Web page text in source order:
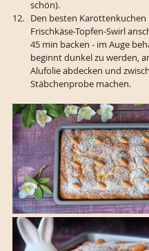
schön).
Den besten
Frischkäse-Topfen-Swirl
45 min backen - im Auge
beginnt dunkel zu werden,
Alufolie abdecken und
Stäbchenprobe machen.